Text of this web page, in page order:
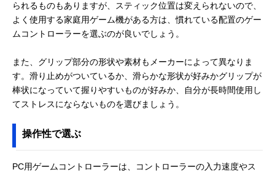
られるものもありますが、スティック位置は変えられないので、
よく使用する家庭用ゲーム機がある方は、慣れている配置のゲー
ムコントローラーを選ぶのが良いでしょう。
また、グリップ部分の形状や素材もメーカーによって異なりま
す。滑り止めがついているか、滑らかな形状が好みかグリップが
棒状になっていて握りやすいものが好みか、自分が長時間使用し
てストレスにならないものを選びましょう。
操作性で選ぶ
PC用ゲームコントローラーは、コントローラーの入力速度やス